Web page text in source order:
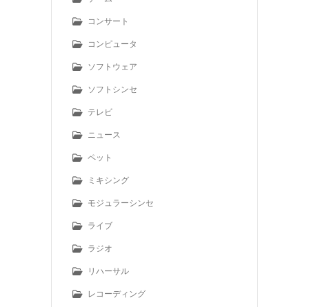
コンサート
コンピュータ
ソフトウェア
ソフトシンセ
テレビ
ニュース
ペット
ミキシング
モジュラーシンセ
ライブ
ラジオ
リハーサル
レコーディング